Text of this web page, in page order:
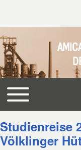
Close search
Search
Main navigation
Toggle main menu
Studienreise
Völklinger